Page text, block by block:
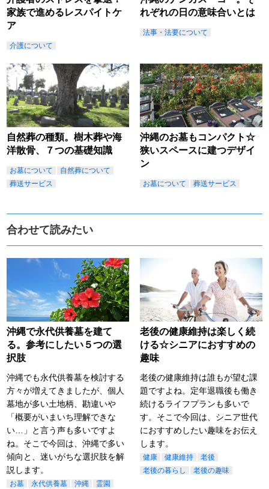
家族で進めるレスパイトケ
ア
介護について
れぞれの日の意味合いとは
法事・法要について
自然葬の種類。樹木葬や海
洋散骨、７つの基礎知識
お墓について
自然葬について
葬送サービス
沖縄のお墓もコンパクト☆
狭いスペースに建つデザイ
ン
お墓について 葬送サービス
合わせて読みたい
沖縄で永代供養墓を建て
る。参考にしたい５つの選
択肢
沖縄でも永代供養墓を検討する
方々が増えてきましたが、個人
墓地が多い土地柄、勘違いや
「概要がいまいち理解できな
い…」と言う声も多いですよ
ね。そこで今回は、沖縄で多い
傾向と、迷いがちな選択肢を解
説します。
お墓 永代供養墓 沖縄 霊園
老後の健康維持は楽しく続
ける☆シニアにおすすめの
趣味
老後の健康維持は誰もが望む課
題ですよね。定年退職後も働き
続けるライフプランも多いで
す。そこで今回は、シニア世代
におすすめしたい趣味をお伝え
します。
健康 健康維持
老後
老後の暮らし
老後の趣味